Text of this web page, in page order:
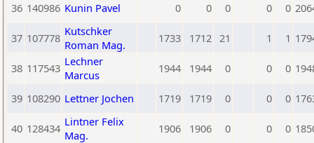
36 140986 Kunin Pavel 0 0 0 0 0
37 107778 Kutschker
Roman Mag.
1733 1712 21 1 1
38 117543 Lechner
Marcus
1944 1944 0 0 0
39 108290 Lettner Jochen 1719 1719 0 0 0
40 128434 Lintner Felix
Mag.
1906 1906 0 0 0